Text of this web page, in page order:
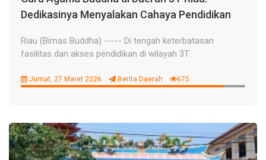
Dedikasinya Menyalakan Cahaya Pendidikan
Riau (Bimas Buddha) ----- Di tengah keterbatasan
fasilitas dan akses pendidikan di wilayah 3T
Jumat, 27 Maret 2026 Berita Daerah 675